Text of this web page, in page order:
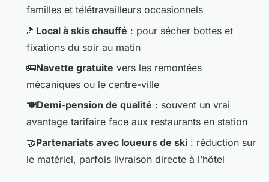
familles et télétravailleurs occasionnels
🎿Local à skis chauffé : pour sécher bottes et
fixations du soir au matin
🚌Navette gratuite vers les remontées
mécaniques ou le centre-ville
🍽️Demi-pension de qualité : souvent un vrai
avantage tarifaire face aux restaurants en station
🤝Partenariats avec loueurs de ski : réduction sur
le matériel, parfois livraison directe à l’hôtel